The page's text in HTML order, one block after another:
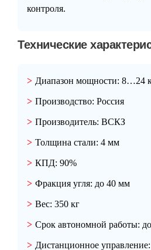
контроля.
Технические
Диапазон мощности: 8…24
Производство: Россия
Производитель: ВСКЗ
Толщина стали: 4 мм
КПД: 90%
Фракция угля: до 40 мм
Вес: 350 кг
Срок автономной работы:
Дистанционное управление: